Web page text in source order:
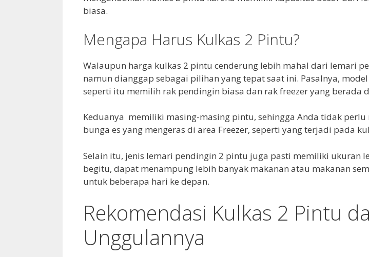
biasa.
Mengapa Harus Kulkas 2 Pintu?
Walaupun harga kulkas 2 pintu cenderung lebih mahal dari lemari
namun dianggap sebagai pilihan yang tepat saat ini. Pasalnya,
seperti itu memilih rak pendingin biasa dan rak freezer yang berada
Keduanya memiliki masing-masing pintu, sehingga Anda tidak perlu
bunga es yang mengeras di area Freezer, seperti yang terjadi pada
Selain itu, jenis lemari pendingin 2 pintu juga pasti memiliki ukuran
begitu, dapat menampung lebih banyak makanan atau makanan
untuk beberapa hari ke depan.
Rekomendasi Kulkas 2 Pintu
Unggulannya